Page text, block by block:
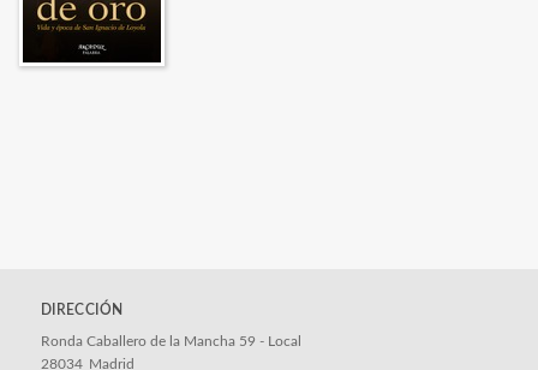
DIRECCIÓN
Ronda Caballero de la Mancha 59 - Local
28034 Madrid